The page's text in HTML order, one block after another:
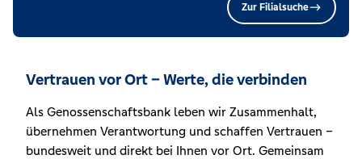
Zur Filialsuche
Vertrauen vor Ort – Werte, die verbinden
Als Genossenschaftsbank leben wir Zusammenhalt,
übernehmen Verantwortung und schaffen Vertrauen –
bundesweit und direkt bei Ihnen vor Ort. Gemeinsam